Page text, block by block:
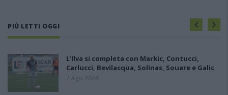
PIÙ LETTI OGGI
L'Ilva si completa con Markic, Contucci,
Carlucci, Bevilacqua, Solinas, Souare e Galic
7 Ago 2026